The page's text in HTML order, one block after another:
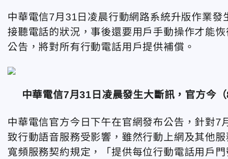
中華電信7月31日凌晨行動網路系統升版作業
接聽電話的狀況，事後還要用戶手動操作才能
公告，將對所有行動電話用戶提供補償。
中華電信7月31日凌晨發生大斷訊，官方今
中華電信官方今日下午在官網發布公告，針對
致行動語音服務受影響，雖然行動上網及其他
寬頻服務契約規定，「提供每位行動電話用戶